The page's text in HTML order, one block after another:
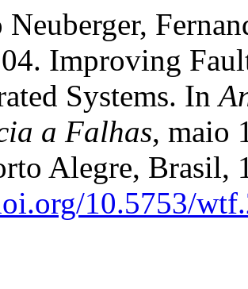
Neuberger,
Improving
Systems. In
a Falhas, maio
Alegre, Brasil,
10.5753/